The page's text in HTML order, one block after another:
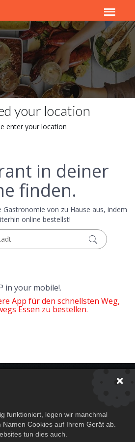
your location
enter your location
in deiner
finden.
von zu Hause aus, indem
online bestellst!
in your mobile!.
App für den schnellsten Weg,
Essen zu bestellen.
Abonnieren
funktioniert, legen wir manchmal
Cookies auf Ihrem Gerät ab.
tun dies auch.